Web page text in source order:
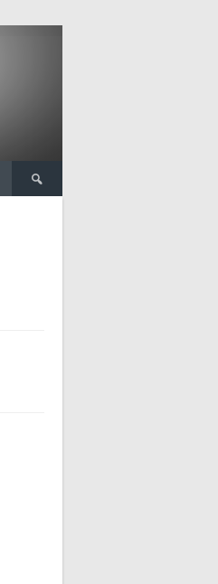
Zoeken
naar: